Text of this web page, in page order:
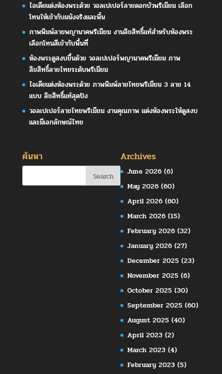
ไอเดียแต่งห้องพระด้วย วอลเปเปอร์ลายดอกบัวพรีเมียม เลือก
โทนให้เข้ากับผนังจริงและพื้น
ภาพพิมพ์ลายพญานาคพรีเมียม งานลิขสิทธิ์แท้สำหรับห้องพระ
เลือกโทนสีเข้ากับพื้นที่
ห้องพระดูสงบขึ้นด้วย วอลเปเปอร์พญานาคพรีเมียม ภาพ
ลิขสิทธิ์ลายไทยระดับพรีเมียม
ไอเดียแต่งห้องพระด้วย ภาพพิมพ์ลายไทยพรีเมียม 3 ลาย 14
แบบ ลิขสิทธิ์แท้สุดปัง
วอลเปเปอร์ลายไทยพรีเมียม งานคุณภาพ แต่งห้องพระให้ดูสงบ
และมีเอกลักษณ์ไทย
ค้นหา Archives
June 2026 (6)
May 2026 (60)
April 2026 (60)
March 2026 (15)
February 2026 (32)
January 2026 (27)
December 2025 (23)
November 2025 (6)
October 2025 (30)
September 2025 (60)
August 2025 (40)
April 2023 (2)
March 2023 (4)
February 2023 (5)